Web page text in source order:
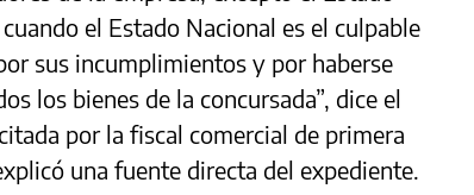
el Estado Nacional es el culpable
sus incumplimientos y por haberse
los bienes de la concursada”, dice el
por la fiscal comercial de primera
una fuente directa del expediente.